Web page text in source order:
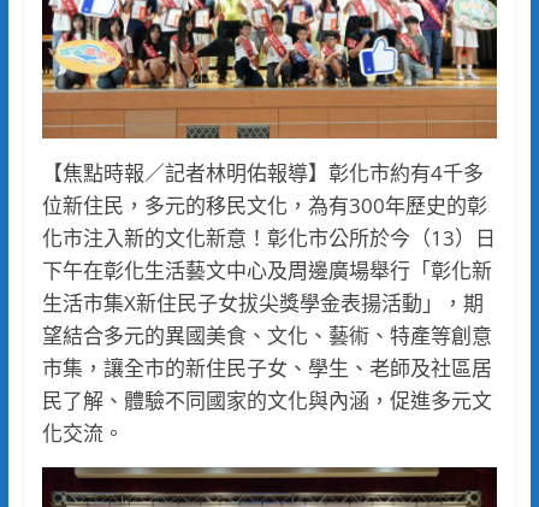
【焦點時報／記者林明佑報導】彰化市約有4千多
位新住民，多元的移民文化，為有300年歷史的彰
化市注入新的文化新意！彰化市公所於今（13）日
下午在彰化生活藝文中心及周邊廣場舉行「彰化新
生活市集X新住民子女拔尖獎學金表揚活動」，期
望結合多元的異國美食、文化、藝術、特產等創意
市集，讓全市的新住民子女、學生、老師及社區居
民了解、體驗不同國家的文化與內涵，促進多元文
化交流。